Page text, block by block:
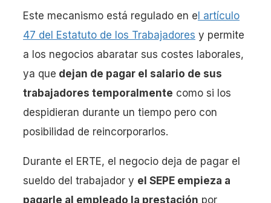
Este mecanismo está regulado en el artículo
47 del Estatuto de los Trabajadores y permite
a los negocios abaratar sus costes laborales,
ya que dejan de pagar el salario de sus
trabajadores temporalmente como si los
despidieran durante un tiempo pero con
posibilidad de reincorporarlos.
Durante el ERTE, el negocio deja de pagar el
sueldo del trabajador y el SEPE empieza a
pagarle al empleado la prestación por